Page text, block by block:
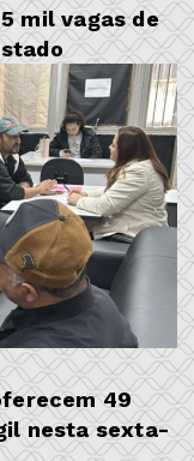
mil vagas de
49
nesta sexta-